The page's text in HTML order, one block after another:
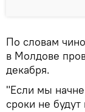
По словам
в Молдове
декабря.
"Если мы
сроки не